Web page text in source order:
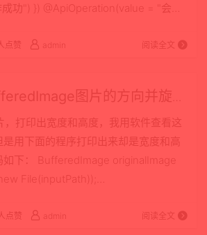
功") }) @ApiOperation(value = "会员
list() { return
点赞 admin 阅读全文
图片的方向并旋
，打印出宽度和高度，我用软件查看这
用下面的程序打印出来却是宽度和高
如下： BufferedImage originalImage
File(inputPath));
+ ", " +
点赞 admin 阅读全文